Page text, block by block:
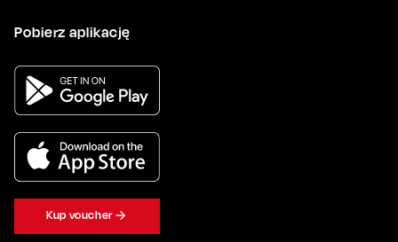
Pobierz aplikację
Kup voucher